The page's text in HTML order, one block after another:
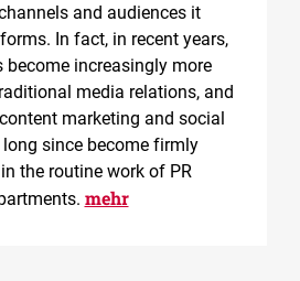
and audiences it
In fact, in recent years,
become increasingly more
media relations, and
marketing and social
since become firmly
the routine work of PR
mehr